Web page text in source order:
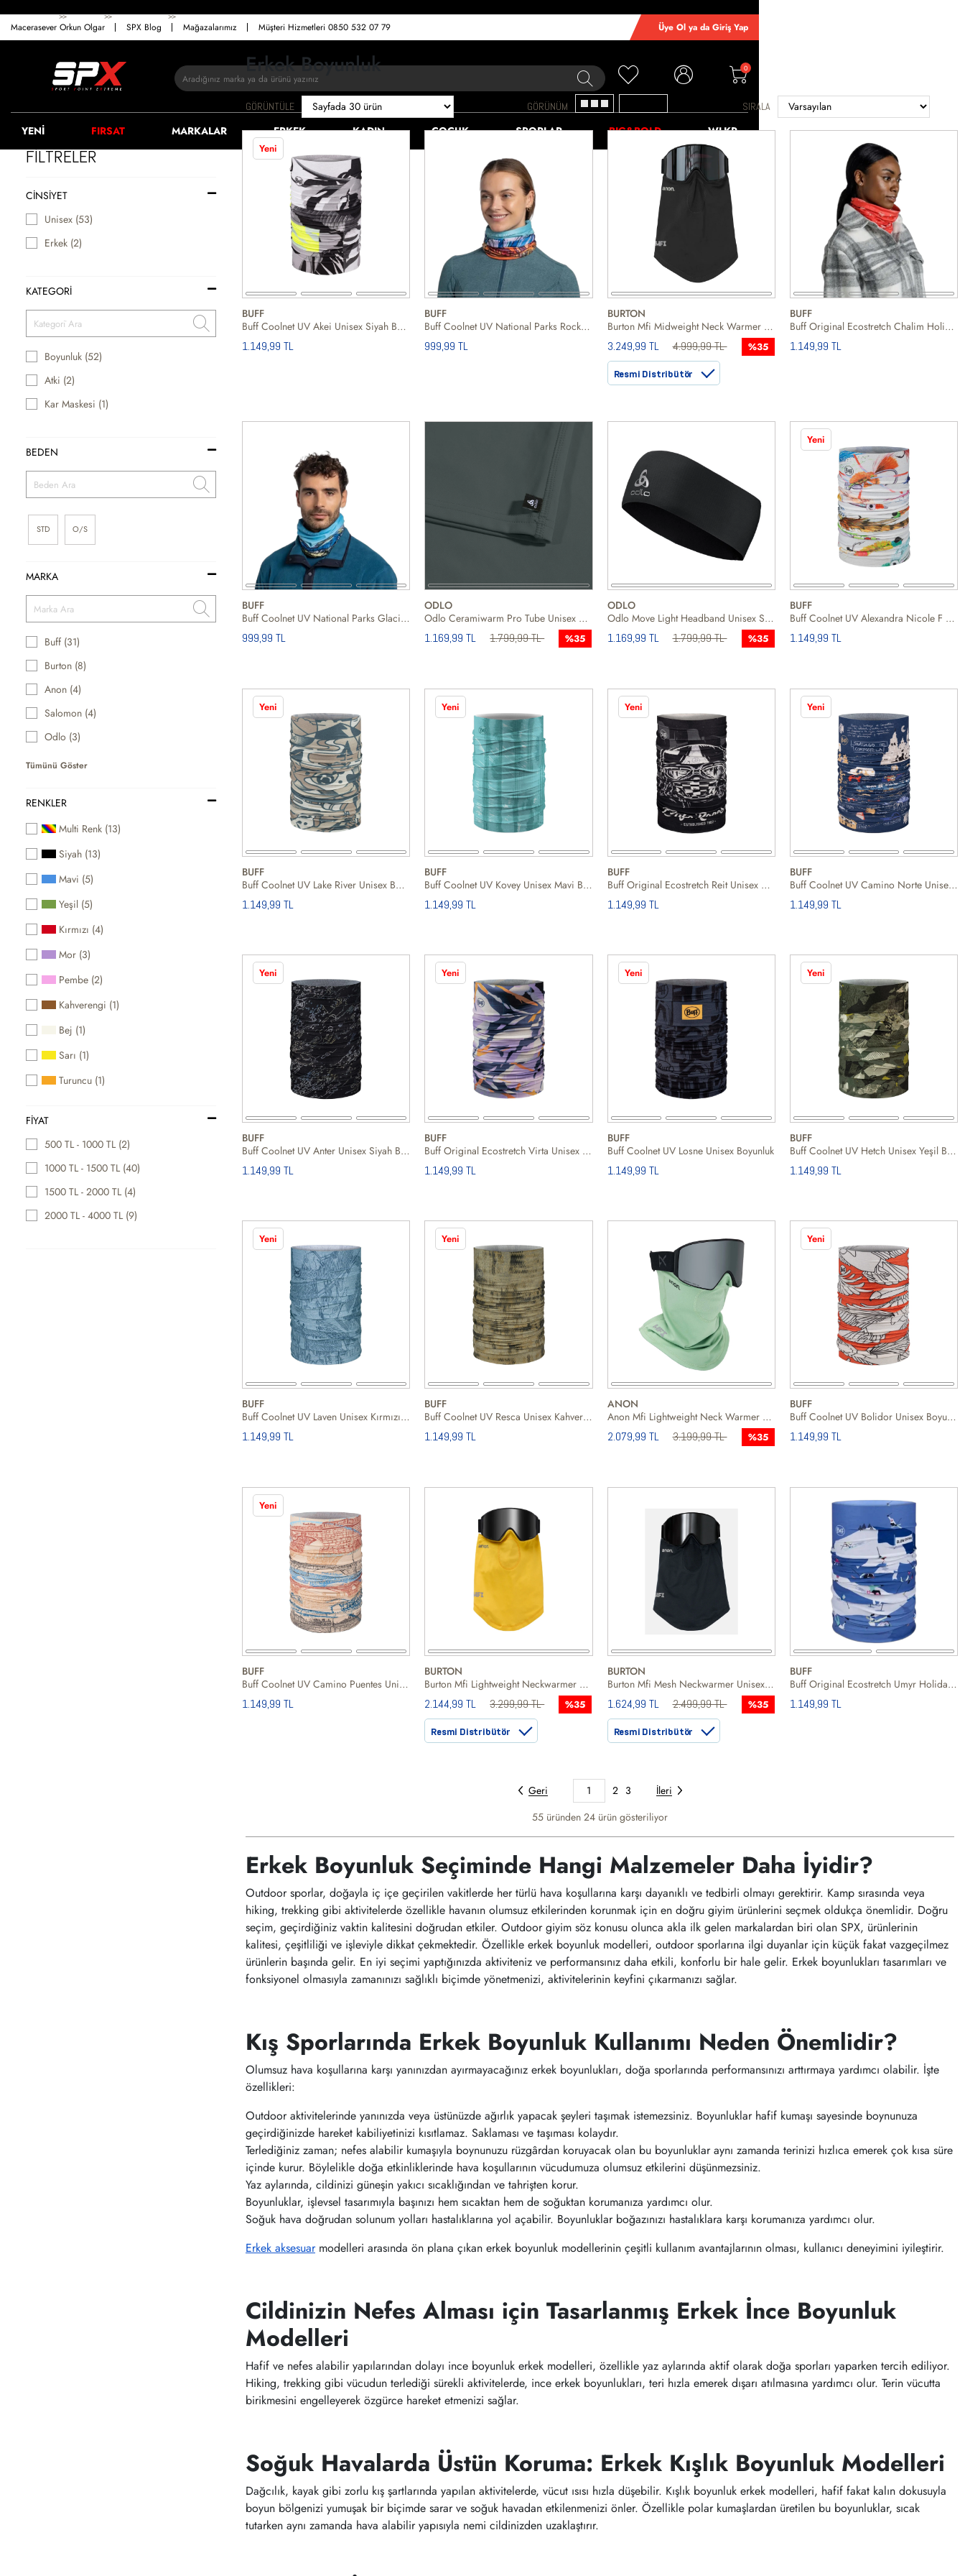
Macerasever Orkun Olgar SPX Blog Mağazalarımız Müşteri Hizmetleri 0850 532 07 79 Üye Ol ya da Giriş Yap
0
YENİ FIRSAT MARKALAR ERKEK KADIN ÇOCUK SPORLAR BIG&BOLD WLKR
ANASAYFA >> ERKEK >> AKSESUAR >> BOYUNLUK
FİLTRELER
CINSIYET
Unisex (53)
Erkek (2)
KATEGORİ
Boyunluk (52)
Atki (2)
Kar Maskesi (1)
BEDEN
STD O/S
MARKA
Buff (31)
Burton (8)
Anon (4)
Salomon (4)
Odlo (3)
Tümünü Göster
RENKLER
Multi Renk (13)
Siyah (13)
Mavi (5)
Yeşil (5)
Kırmızı (4)
Mor (3)
Pembe (2)
Kahverengi (1)
Bej (1)
Sarı (1)
Turuncu (1)
FIYAT
500 TL - 1000 TL (2)
1000 TL - 1500 TL (40)
1500 TL - 2000 TL (4)
2000 TL - 4000 TL (9)
Erkek Boyunluk
GÖRÜNTÜLE GÖRÜNÜM SIRALA
Yeni
BUFF
Buff Coolnet UV Akei Unisex Siyah Boyunluk
1.149,99 TL
BUFF
Buff Coolnet UV National Parks Rocky Mountain Unisex Boyunluk
999,99 TL
BURTON
Burton Mfi Midweight Neck Warmer Unisex Siyah Boyunluk
3.249,99 TL 4.999,99 TL %35
Resmi Distribütör
BUFF
Buff Original Ecostretch Chalim Holidays Unisex Boyunluk
1.149,99 TL
BUFF
Buff Coolnet UV National Parks Glacier Unisex Boyunluk
999,99 TL
ODLO
Odlo Ceramiwarm Pro Tube Unisex Boyunluk
1.169,99 TL 1.799,99 TL %35
ODLO
Odlo Move Light Headband Unisex Siyah Boyunluk
1.169,99 TL 1.799,99 TL %35
Yeni
BUFF
Buff Coolnet UV Alexandra Nicole F Lies Unisex Boyunluk
1.149,99 TL
Yeni
BUFF
Buff Coolnet UV Lake River Unisex Boyunluk
1.149,99 TL
Yeni
BUFF
Buff Coolnet UV Kovey Unisex Mavi Boyunluk
1.149,99 TL
Yeni
BUFF
Buff Original Ecostretch Reit Unisex Siyah Boyunluk
1.149,99 TL
Yeni
BUFF
Buff Coolnet UV Camino Norte Unisex Mavi Boyunluk
1.149,99 TL
Yeni
BUFF
Buff Coolnet UV Anter Unisex Siyah Boyunluk
1.149,99 TL
Yeni
BUFF
Buff Original Ecostretch Virta Unisex Mor Boyunluk
1.149,99 TL
Yeni
BUFF
Buff Coolnet UV Losne Unisex Boyunluk
1.149,99 TL
Yeni
BUFF
Buff Coolnet UV Hetch Unisex Yeşil Boyunluk
1.149,99 TL
Yeni
BUFF
Buff Coolnet UV Laven Unisex Kırmızı Boyunluk
1.149,99 TL
Yeni
BUFF
Buff Coolnet UV Resca Unisex Kahverengi Boyunluk
1.149,99 TL
ANON
Anon Mfi Lightweight Neck Warmer Unisex Yeşil Boyunluk
2.079,99 TL 3.199,99 TL %35
Yeni
BUFF
Buff Coolnet UV Bolidor Unisex Boyunluk
1.149,99 TL
Yeni
BUFF
Buff Coolnet UV Camino Puentes Unisex Bej Boyunluk
1.149,99 TL
BURTON
Burton Mfi Lightweight Neckwarmer Unisex Sarı Boyunluk
2.144,99 TL 3.299,99 TL %35
Resmi Distribütör
BURTON
Burton Mfi Mesh Neckwarmer Unisex Siyah Boyunluk
1.624,99 TL 2.499,99 TL %35
Resmi Distribütör
BUFF
Buff Original Ecostretch Umyr Holidays Unisex Boyunluk
1.149,99 TL
Geri 1 2 3
İleri
55 üründen 24 ürün gösteriliyor
Erkek Boyunluk Seçiminde Hangi Malzemeler Daha İyidir?
Outdoor sporlar, doğayla iç içe geçirilen vakitlerde her türlü hava koşullarına karşı dayanıklı ve tedbirli olmayı gerektirir. Kamp sırasında veya
hiking, trekking gibi aktivitelerde özellikle havanın olumsuz etkilerinden korunmak için en doğru giyim ürünlerini seçmek oldukça önemlidir. Doğru
seçim, geçirdiğiniz vaktin kalitesini doğrudan etkiler. Outdoor giyim söz konusu olunca akla ilk gelen markalardan biri olan SPX, ürünlerinin
kalitesi, çeşitliliği ve işleviyle dikkat çekmektedir. Özellikle erkek boyunluk modelleri, outdoor sporlarına ilgi duyanlar için küçük fakat vazgeçilmez
ürünlerin başında gelir. En iyi seçimi yaptığınızda aktiviteniz ve performansınız daha etkili, konforlu bir hale gelir. Erkek boyunlukları tasarımları ve
fonksiyonel olmasıyla zamanınızı sağlıklı biçimde yönetmenizi, aktivitelerinin keyfini çıkarmanızı sağlar.
Kış Sporlarında Erkek Boyunluk Kullanımı Neden Önemlidir?
Olumsuz hava koşullarına karşı yanınızdan ayırmayacağınız erkek boyunlukları, doğa sporlarında performansınızı arttırmaya yardımcı olabilir. İşte
özellikleri:
Outdoor aktivitelerinde yanınızda veya üstünüzde ağırlık yapacak şeyleri taşımak istemezsiniz. Boyunluklar hafif kumaşı sayesinde boynunuza
geçirdiğinizde hareket kabiliyetinizi kısıtlamaz. Saklaması ve taşıması kolaydır.
Terlediğiniz zaman; nefes alabilir kumaşıyla boynunuzu rüzgârdan koruyacak olan bu boyunluklar aynı zamanda terinizi hızlıca emerek çok kısa süre
içinde kurur. Böylelikle doğa etkinliklerinde hava koşullarının vücudumuza olumsuz etkilerini düşünmezsiniz.
Yaz aylarında, cildinizi güneşin yakıcı sıcaklığından ve tahrişten korur.
Boyunluklar, işlevsel tasarımıyla başınızı hem sıcaktan hem de soğuktan korumanıza yardımcı olur.
Soğuk hava doğrudan solunum yolları hastalıklarına yol açabilir. Boyunluklar boğazınızı hastalıklara karşı korumanıza yardımcı olur.
Erkek aksesuarmodelleri arasında ön plana çıkan erkek boyunluk modellerinin çeşitli kullanım avantajlarının olması, kullanıcı deneyimini iyileştirir.
Cildinizin Nefes Alması için Tasarlanmış Erkek İnce Boyunluk
Modelleri
Hafif ve nefes alabilir yapılarından dolayı ince boyunluk erkek modelleri, özellikle yaz aylarında aktif olarak doğa sporları yaparken tercih ediliyor.
Hiking, trekking gibi vücudun terlediği sürekli aktivitelerde, ince erkek boyunlukları, teri hızla emerek dışarı atılmasına yardımcı olur. Terin vücutta
birikmesini engelleyerek özgürce hareket etmenizi sağlar.
Soğuk Havalarda Üstün Koruma: Erkek Kışlık Boyunluk Modelleri
Dağcılık, kayak gibi zorlu kış şartlarında yapılan aktivitelerde, vücut ısısı hızla düşebilir. Kışlık boyunluk erkek modelleri, hafif fakat kalın dokusuyla
boyun bölgenizi yumuşak bir biçimde sarar ve soğuk havadan etkilenmenizi önler. Özellikle polar kumaşlardan üretilen bu boyunluklar, sıcak
tutarken aynı zamanda hava alabilir yapısıyla nemi cildinizden uzaklaştırır.